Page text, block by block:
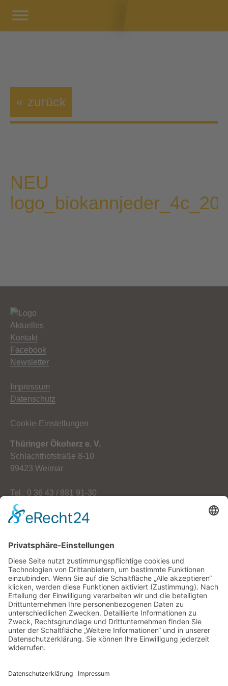
« zurück
NEU
Aktuelles
Kontakt
Facebook
Newsletter
Impressum
Datenschutz
Cookie-Einstellungen
Thüringer Ökoherz e. V.
Schlachthofstraße 8-10
99423 Weimar
Tel.: 0 36 43 / 881 91-30
Fax: 0 36 43 / 881 91-59
E-Mail: info[at]oekoherz.de
Vereinsvorsitzende:
Maria Streitferdt
Suche
nach: